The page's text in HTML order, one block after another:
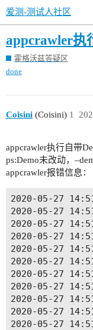
爱测-测试人社区
appcrawler执
霍格沃兹答疑区
done
Coisini (Coisini) 1
appcrawler执行自带
ps:Demo未改动，
appcrawler报错信息：
2020-05-27
2020-05-27
2020-05-27
2020-05-27
2020-05-27
2020-05-27
2020-05-27
2020-05-27
2020-05-27
2020-05-27
2020-05-27